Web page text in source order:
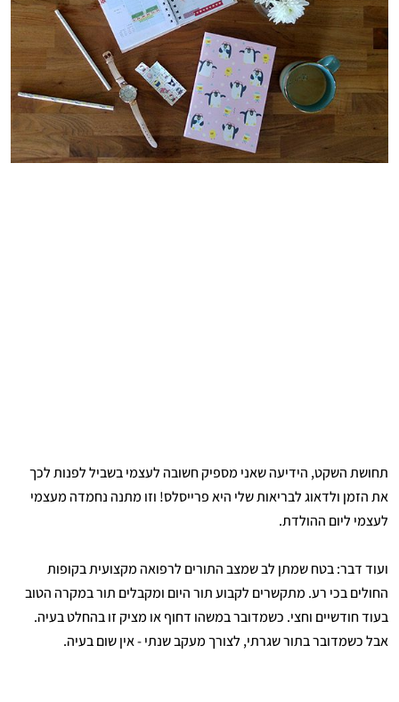
תחושת השקט, הידיעה שאני מספיק חשובה לעצמי בשביל לפנות לכך
את הזמן ולדאוג לבריאות שלי היא פרייסלס! וזו מתנה נחמדה מעצמי
לעצמי ליום ההולדת.
ועוד דבר: בטח שמתן לב שמצב התורים לרפואה מקצועית בקופות
החולים בכי רע. מתקשרים לקבוע תור היום ומקבלים תור במקרה הטוב
בעוד חודשיים וחצי. כשמדובר במשהו דחוף או מציק זו בהחלט בעיה.
אבל כשמדובר בתור שגרתי, לצורך מעקב שנתי - אין שום בעיה.